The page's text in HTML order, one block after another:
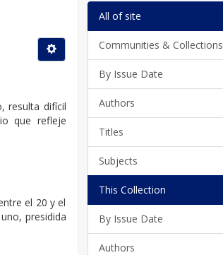
resulta difícil
que refleje
el 20 y el
presidida
All of site
Communities & Collections
By Issue Date
Authors
Titles
Subjects
This Collection
By Issue Date
Authors